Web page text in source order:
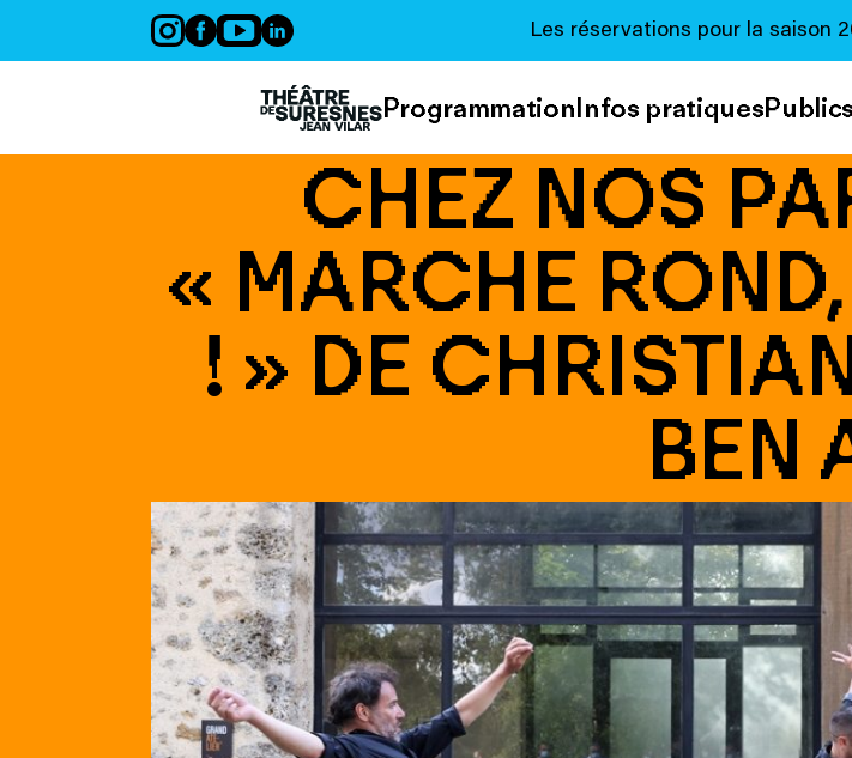
Les réservations pour la saison
ProgrammationInfos pratiquesPublics
CHEZ NOS
« MARCHE
! » DE
BEN
Panneau de gestion des cookies